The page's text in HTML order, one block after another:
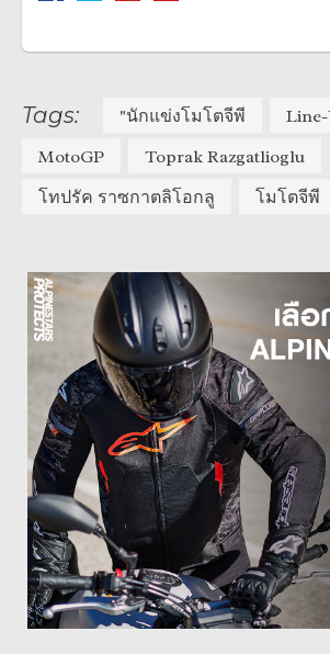
Tags: "นักแข่งโมโตจีพี
MotoGP
Toprak Razgatlioglu
โทปรัค ราซกาตลิโอกลู
โมโตจีพี